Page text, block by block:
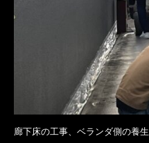
廊下床の工事、ベランダ側の養生